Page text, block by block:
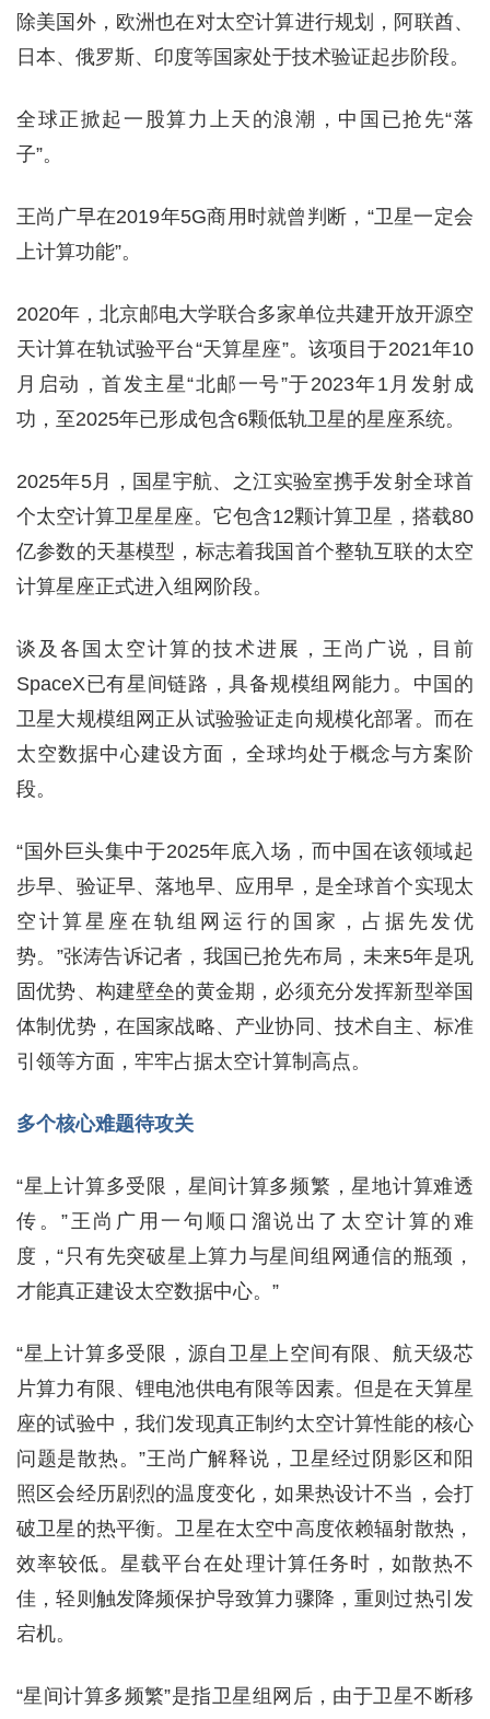
除美国外，欧洲也在对太空计算进行规划，阿联酋、
日本、俄罗斯、印度等国家处于技术验证起步阶段。
全球正掀起一股算力上天的浪潮，中国已抢先“落
子”。
王尚广早在2019年5G商用时就曾判断，“卫星一定会
上计算功能”。
2020年，北京邮电大学联合多家单位共建开放开源空
天计算在轨试验平台“天算星座”。该项目于2021年10
月启动，首发主星“北邮一号”于2023年1月发射成
功，至2025年已形成包含6颗低轨卫星的星座系统。
2025年5月，国星宇航、之江实验室携手发射全球首
个太空计算卫星星座。它包含12颗计算卫星，搭载80
亿参数的天基模型，标志着我国首个整轨互联的太空
计算星座正式进入组网阶段。
谈及各国太空计算的技术进展，王尚广说，目前
SpaceX已有星间链路，具备规模组网能力。中国的
卫星大规模组网正从试验验证走向规模化部署。而在
太空数据中心建设方面，全球均处于概念与方案阶
段。
“国外巨头集中于2025年底入场，而中国在该领域起
步早、验证早、落地早、应用早，是全球首个实现太
空计算星座在轨组网运行的国家，占据先发优
势。”张涛告诉记者，我国已抢先布局，未来5年是巩
固优势、构建壁垒的黄金期，必须充分发挥新型举国
体制优势，在国家战略、产业协同、技术自主、标准
引领等方面，牢牢占据太空计算制高点。
多个核心难题待攻关
“星上计算多受限，星间计算多频繁，星地计算难透
传。”王尚广用一句顺口溜说出了太空计算的难
度，“只有先突破星上算力与星间组网通信的瓶颈，
才能真正建设太空数据中心。”
“星上计算多受限，源自卫星上空间有限、航天级芯
片算力有限、锂电池供电有限等因素。但是在天算星
座的试验中，我们发现真正制约太空计算性能的核心
问题是散热。”王尚广解释说，卫星经过阴影区和阳
照区会经历剧烈的温度变化，如果热设计不当，会打
破卫星的热平衡。卫星在太空中高度依赖辐射散热，
效率较低。星载平台在处理计算任务时，如散热不
佳，轻则触发降频保护导致算力骤降，重则过热引发
宕机。
“星间计算多频繁”是指卫星组网后，由于卫星不断移